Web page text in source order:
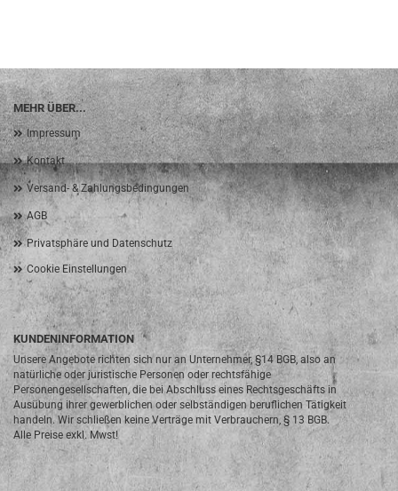
MEHR ÜBER...
Impressum
Kontakt
Versand- & Zahlungsbedingungen
AGB
Privatsphäre und Datenschutz
Cookie Einstellungen
KUNDENINFORMATION
Unsere Angebote richten sich nur an Unternehmer, §14 BGB, also an
natürliche oder juristische Personen oder rechtsfähige
Personengesellschaften, die bei Abschluss eines Rechtsgeschäfts in
Ausübung ihrer gewerblichen oder selbständigen beruflichen Tätigkeit
handeln. Wir schließen keine Verträge mit Verbrauchern, § 13 BGB.
Alle Preise exkl. Mwst!